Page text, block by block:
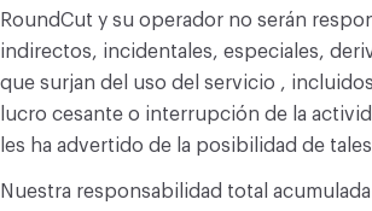
RoundCut y su operador no serán
indirectos, incidentales, especiales,
que surjan del uso del servicio ,
lucro cesante o interrupción de la
les ha advertido de la posibilidad de
Nuestra responsabilidad total